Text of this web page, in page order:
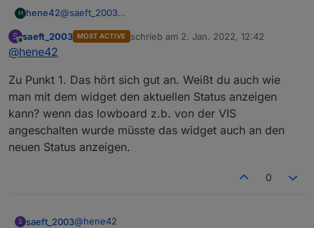
H hene42@saeft_2003
nicht ganz, ich meine mehr z.Bsp. bei der Gruppe 2 da
3).
S
Online
saeft_2003 MOST ACTIVE schrieb am 2. Jan. 2022, 12:42
zuletzt editiert von
@hene42
Zu Punkt 1. Das hört sich gut an. Weißt du auch wie
man mit dem widget den aktuellen Status anzeigen
kann? wenn das lowboard z.b. von der VIS
angeschalten wurde müsste das widget auch an den
neuen Status anzeigen.
0
S saeft_2003@hene42